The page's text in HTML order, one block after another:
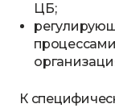
ЦБ;
К